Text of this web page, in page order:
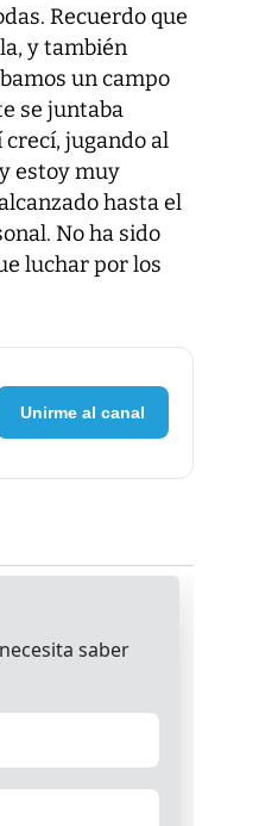
Recuerdo que
y también
un campo
se juntaba
crecí, jugando al
estoy muy
hasta el
No ha sido
luchar por los
Unirme al canal